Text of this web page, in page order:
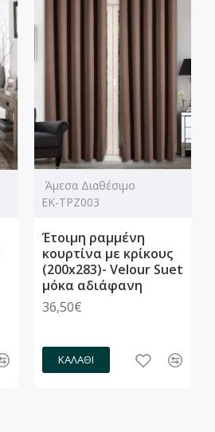
Άμεσα Διαθέσιμο
ΕΚ-ΤΡΖ003
Έτοιμη ραμμένη
κουρτίνα με κρίκους
(200x283)- Velour Suet
μόκα αδιάφανη
36,50€
ΚΑΛΆΘΙ